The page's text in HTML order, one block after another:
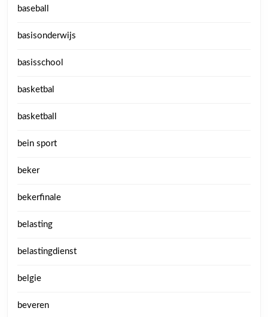
baseball
basisonderwijs
basisschool
basketbal
basketball
bein sport
beker
bekerfinale
belasting
belastingdienst
belgie
beveren